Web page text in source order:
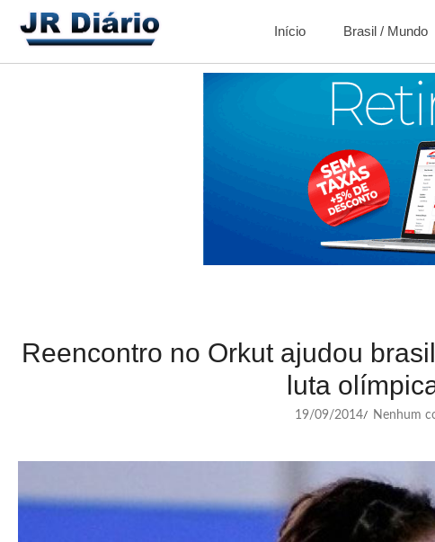
Início Brasil / Mundo
Reencontro no Orkut ajudou
luta
19/09/2014/ Nenhum